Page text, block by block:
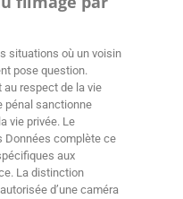
situations où un voisin
pose question.
respect de la vie
pénal sanctionne
vie privée. Le
Données complète ce
aux
La distinction
d’une caméra